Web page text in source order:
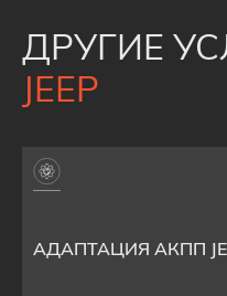
ДРУГИЕ
JEEP
АДАПТАЦИЯ АКПП